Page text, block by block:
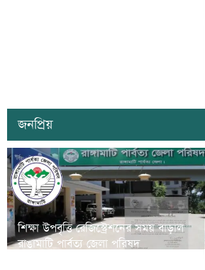
জনপ্রিয়
শিক্ষা উপবৃত্তি রেজিস্ট্রেশনের সময় বাড়াল
রাঙামাটি পার্বত্য জেলা পরিষদ